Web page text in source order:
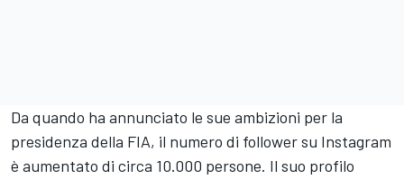
Da quando ha annunciato le sue ambizioni per la
presidenza della FIA, il numero di follower su Instagram
è aumentato di circa 10.000 persone. Il suo profilo